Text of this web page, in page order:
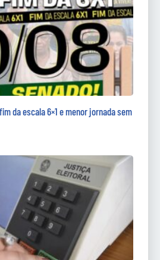
da escala 6×1 e menor jornada sem